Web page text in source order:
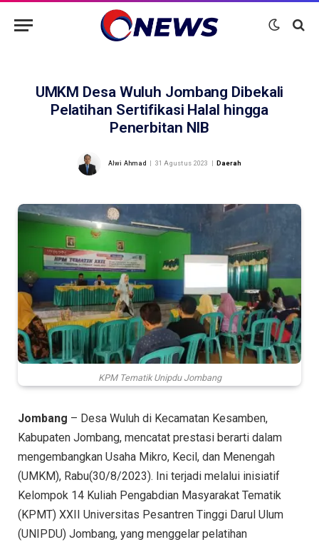
UMKM Desa Wuluh Jombang Dibekali
Pelatihan Sertifikasi Halal hingga
Penerbitan NIB
Alwi Ahmad 31 Agustus 2023 Daerah
KPM Tematik Unipdu Jombang
Jombang – Desa Wuluh di Kecamatan Kesamben,
Kabupaten Jombang, mencatat prestasi berarti dalam
mengembangkan Usaha Mikro, Kecil, dan Menengah
(UMKM), Rabu(30/8/2023). Ini terjadi melalui inisiatif
Kelompok 14 Kuliah Pengabdian Masyarakat Tematik
(KPMT) XXII Universitas Pesantren Tinggi Darul Ulum
(UNIPDU) Jombang, yang menggelar pelatihan